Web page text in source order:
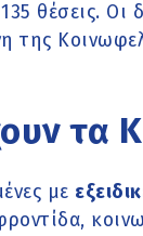
135 θέσεις.
της
τα
με